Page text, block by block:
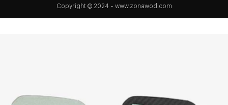
Copyright © 2024 - www.zonawod.com